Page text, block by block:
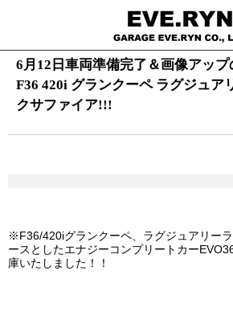
6月12日車両準備完了＆画像アップ
F36 420i グランクーペ ラグジュア
クサファイア!!!
※F36/420iグランクーペ、ラグジュアリー
ースとしたエナジーコンプリートカー
庫いたしました！！